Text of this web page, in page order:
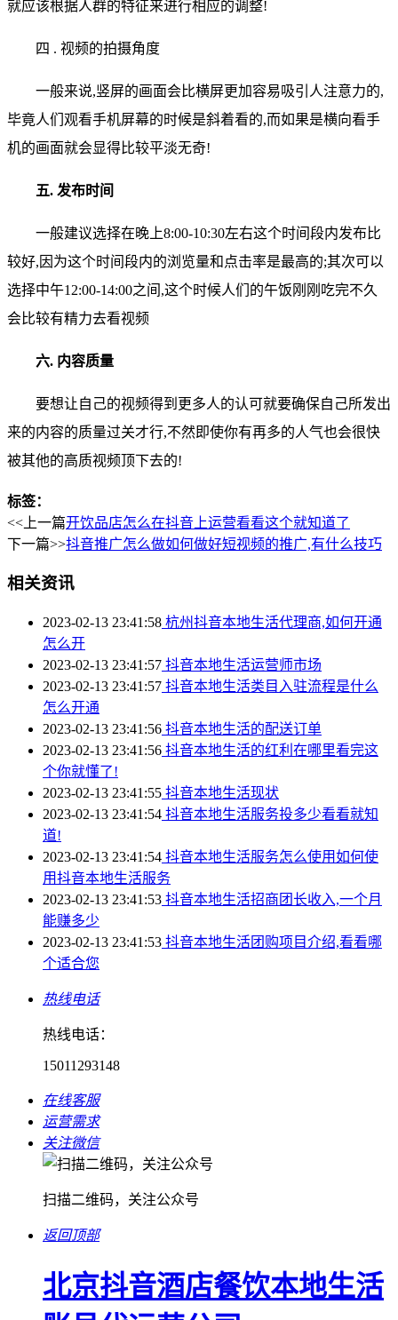
就应该根据人群的特征来进行相应的调整!
四 . 视频的拍摄角度
一般来说,竖屏的画面会比横屏更加容易吸引人注意力的,
毕竟人们观看手机屏幕的时候是斜着看的,而如果是横向看手
机的画面就会显得比较平淡无奇!
五. 发布时间
一般建议选择在晚上8:00-10:30左右这个时间段内发布比
较好,因为这个时间段内的浏览量和点击率是最高的;其次可以
选择中午12:00-14:00之间,这个时候人们的午饭刚刚吃完不久
会比较有精力去看视频
六. 内容质量
要想让自己的视频得到更多人的认可就要确保自己所发出
来的内容的质量过关才行,不然即使你有再多的人气也会很快
被其他的高质视频顶下去的!
标签：
<<上一篇开饮品店怎么在抖音上运营看看这个就知道了
下一篇>>抖音推广怎么做如何做好短视频的推广,有什么技巧
相关资讯
2023-02-13 23:41:58 杭州抖音本地生活代理商,如何开通
怎么开
2023-02-13 23:41:57 抖音本地生活运营师市场
2023-02-13 23:41:57 抖音本地生活类目入驻流程是什么
怎么开通
2023-02-13 23:41:56 抖音本地生活的配送订单
2023-02-13 23:41:56 抖音本地生活的红利在哪里看完这
个你就懂了!
2023-02-13 23:41:55 抖音本地生活现状
2023-02-13 23:41:54 抖音本地生活服务投多少看看就知
道!
2023-02-13 23:41:54 抖音本地生活服务怎么使用如何使
用抖音本地生活服务
2023-02-13 23:41:53 抖音本地生活招商团长收入,一个月
能赚多少
2023-02-13 23:41:53 抖音本地生活团购项目介绍,看看哪
个适合您
热线电话
热线电话：
15011293148
在线客服
运营需求
关注微信
扫描二维码，关注公众号
返回顶部
北京抖音酒店餐饮本地生活